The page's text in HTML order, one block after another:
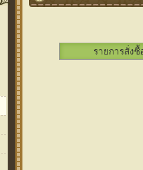
รายการสั่งซื้